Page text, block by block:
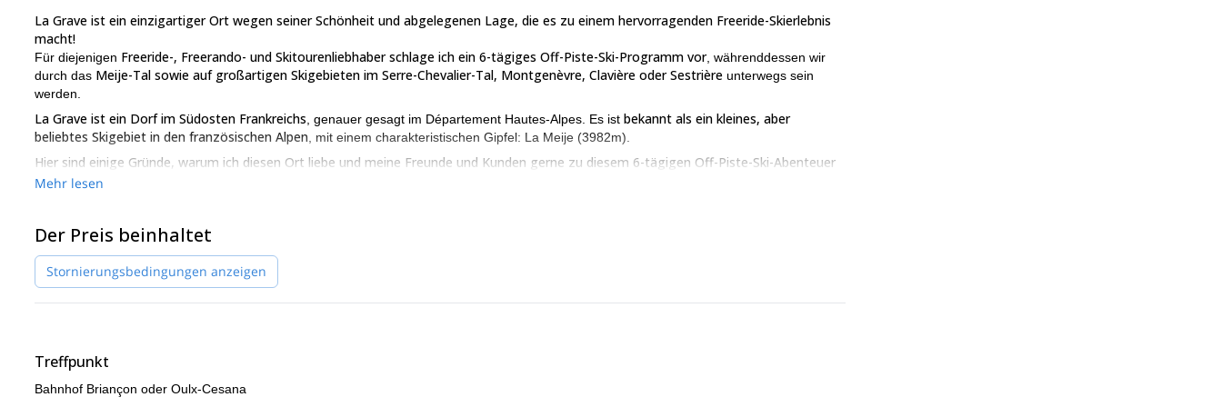
La Grave ist ein einzigartiger Ort wegen seiner Schönheit und abgelegenen Lage, die es zu einem hervorragenden Freeride-Skierlebnis
macht!
Für diejenigen Freeride-, Freerando- und Skitourenliebhaber schlage ich ein 6-tägiges Off-Piste-Ski-Programm vor, währenddessen wir
durch das Meije-Tal sowie auf großartigen Skigebieten im Serre-Chevalier-Tal, Montgenèvre, Clavière oder Sestrière unterwegs sein
werden.
La Grave ist ein Dorf im Südosten Frankreichs , genauer gesagt im Département Hautes-Alpes. Es ist bekannt als ein kleines, aber
beliebtes Skigebiet in den französischen Alpen , mit einem charakteristischen Gipfel: La Meije (3982m).
Hier sind einige Gründe, warum ich diesen Ort liebe und meine Freunde und Kunden gerne zu diesem 6-tägigen Off-Piste-Ski-Abenteuer
einlade:
Ein Vorteil dieser Region ist das gute Wetter und der Sonnenschein, die es uns ermöglichen, das Beste zu genießen;
Außerdem gibt es viel Schnee, ideal für Pulverschnee-Liebhaber;
Die Unterkunft ist wirklich warm und komfortabel. Darüber hinaus werden wir uns mit großartiger lokaler
Gastronomie verwöhnen.
dieses Abenteuer in vollen Zügen genießen können.
Unten finden Sie einige bereits programmierte Abfahrtsdaten. Fühlen Sie sich jedoch frei, mich zu bitten,
Mehr lesen
Der Preis beinhaltet
Stornierungsbedingungen anzeigen
Treffpunkt
Bahnhof Briançon oder Oulx-Cesana